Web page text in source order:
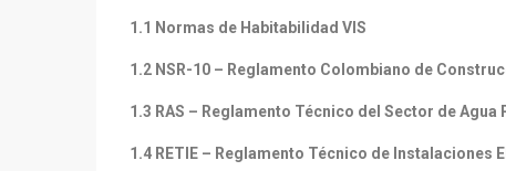
1.1 Normas de Habitabilidad VIS
1.2 NSR-10 – Reglamento Colombiano de
1.3 RAS – Reglamento Técnico del Sector de
1.4 RETIE – Reglamento Técnico de Instalaciones